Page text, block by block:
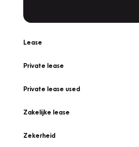
Lease
Private lease
Private lease used
Zakelijke lease
Zekerheid